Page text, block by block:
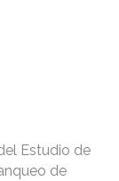
Estudio de
de